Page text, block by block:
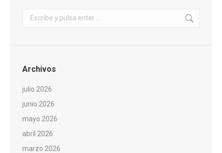
Buscar:
Archivos
julio 2026
junio 2026
mayo 2026
abril 2026
marzo 2026